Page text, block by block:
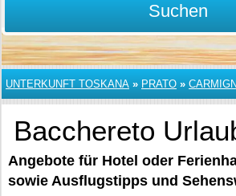
Suchen
UNTERKUNFT TOSKANA » PRATO »
Bacchereto
Angebote für Hotel oder
sowie Ausflugstipps und